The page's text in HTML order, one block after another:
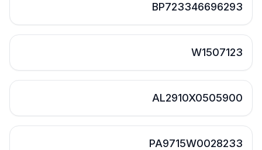
BP723346696293
W1507123
AL2910X0505900
PA9715W0028233